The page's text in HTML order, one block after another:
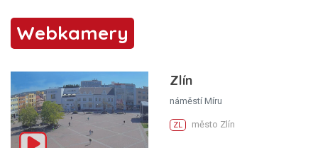
Webkamery
Zlín
náměstí Míru
ZL město Zlín